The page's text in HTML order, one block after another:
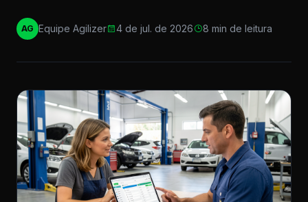
AG Equipe Agilizer 4 de jul. de 2026 8 min de leitura